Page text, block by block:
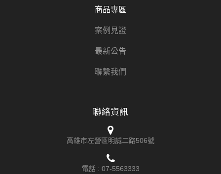
商品專區
案例見證
最新公告
聯繫我們
聯絡資訊
高雄市左營區明誠二路506號
電話 : 07-5563333